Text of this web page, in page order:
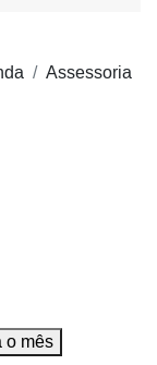
Assessoria
o mês